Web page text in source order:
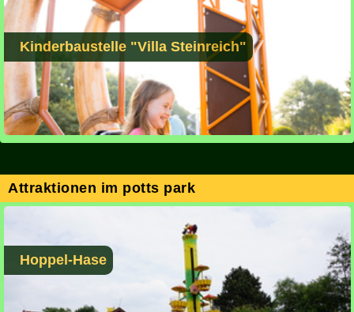
Kinderbaustelle "Villa Steinreich"
Attraktionen im potts park
Hoppel-Hase